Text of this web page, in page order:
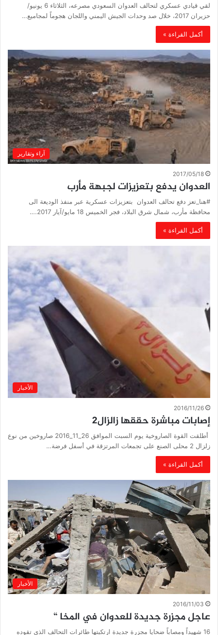
لقي قيادي عسكري لتحالف العدوان السعودي مصرعه، الثلاثاء 6 يونيو/
حزيران 2017، خلال صد وحدات الجيش اليمني واللجان هجوماً لمجاميع…
أكمل القراءة »
آراء وتقارير
2017/05/18
العدوان يدفع بتعزيزات لجبهة مأرب
#هنا_تعز دفع تحالف العدوان بتعزيزات عسكرية عبر منفذ الوديعة الى
محافظة مأرب، شمال شرق البلاد، فجر الخميس 18 مايو/آيار 2017.…
أكمل القراءة »
الأخبار
2016/11/26
إصابات مباشرة حققها زالزال2
أطلقت القوة الصاروخية يوم السبت الموافق 26_11_2016 صاروخين من نوع
زلزال 2 محلى الصنع على تجمعات المرتزقة في أسفل فرضة…
أكمل القراءة »
الأخبار
2016/11/03
عاجل مجزرة جديدة للعدوان في المخا “
16 شهيداً ومصاباً ضحايا مجزرة جديدة ارتكبتها طائرات التحالف الذي تقوده